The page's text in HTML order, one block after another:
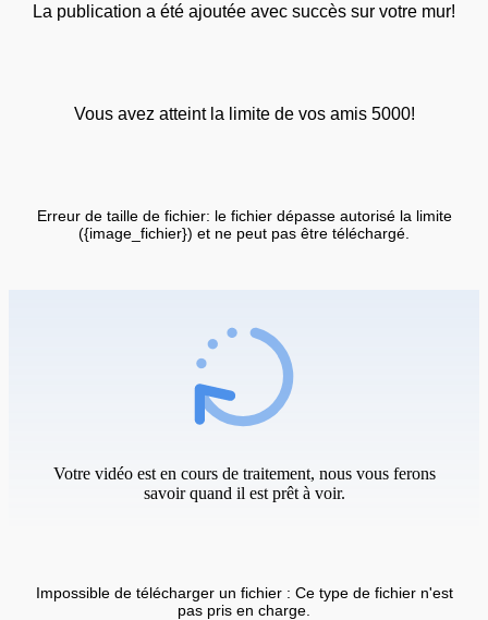
La publication a été ajoutée avec succès sur votre mur!
Vous avez atteint la limite de vos amis 5000!
Erreur de taille de fichier: le fichier dépasse autorisé la limite
({image_fichier}) et ne peut pas être téléchargé.
Votre vidéo est en cours de traitement, nous vous ferons
savoir quand il est prêt à voir.
Impossible de télécharger un fichier : Ce type de fichier n'est
pas pris en charge.